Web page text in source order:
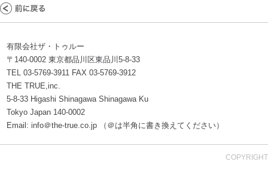
有限会社ザ・トゥルー
〒140-0002 東京都品川区東品川5-8-33
TEL 03-5769-3911 FAX 03-5769-3912
THE TRUE,inc.
5-8-33 Higashi Shinagawa Shinagawa Ku
Tokyo Japan 140-0002
Email: info＠the-true.co.jp （＠は半角に書き換えてください）